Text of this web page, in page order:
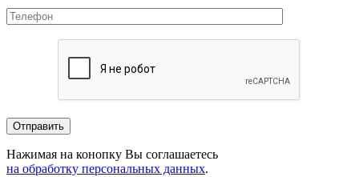
Нажимая на конопку Вы соглашаетесь
на обработку персональных данных.